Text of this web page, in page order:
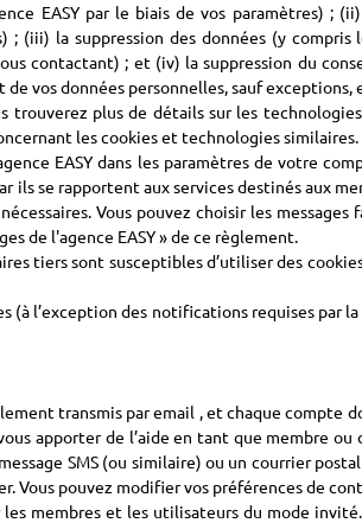
EASY par le biais de vos paramètres) ;
la suppression des données (y compris
contactant) ; et (iv) la suppression du
vos données personnelles, sauf
trouverez plus de détails sur les
les cookies et technologies similaires.
EASY dans les paramètres de votre
ils se rapportent aux services destinés aux
Vous pouvez choisir les
de l'agence EASY » de ce règlement.
tiers sont susceptibles d’utiliser des
(à l’exception des notifications requises par
transmis par email , et chaque compte
apporter de l’aide en tant que membre ou
SMS (ou similaire) ou un courrier
pouvez modifier vos préférences de
membres et les utilisateurs du mode